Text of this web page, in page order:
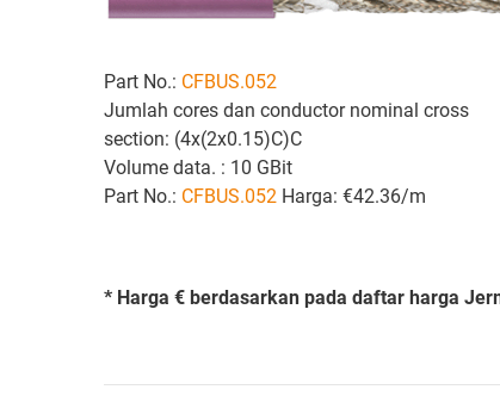
Part No.: CFBUS.052
Jumlah cores dan conductor nominal cross
section: (4x(2x0.15)C)C
Volume data. : 10 GBit
Part No.: CFBUS.052 Harga: €42.36/m
* Harga € berdasarkan pada daftar harga